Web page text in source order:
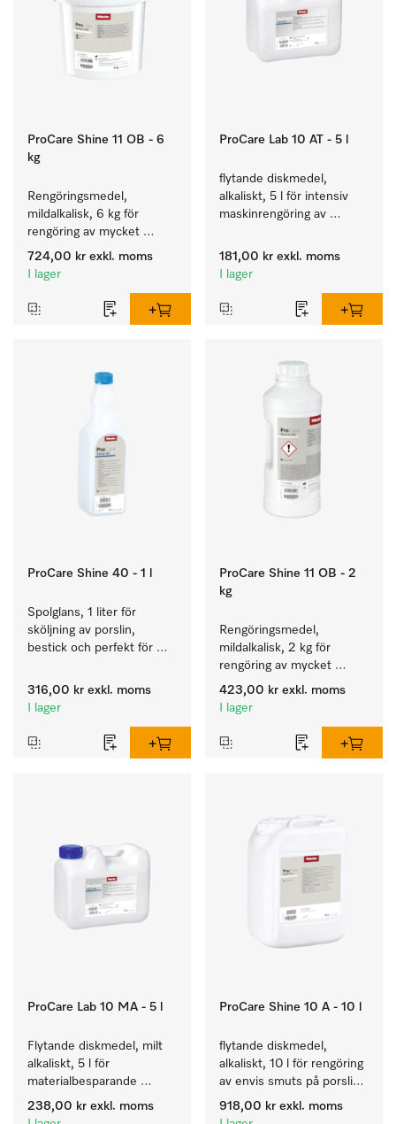
ProCare Shine 11 OB - 6
kg
Rengöringsmedel,
mildalkalisk, 6 kg för
rengöring av mycket
smutsigt porslin, bestick
och glas.
724,00 kr exkl. moms
I lager
ProCare Lab 10 AT - 5 l
flytande diskmedel,
alkaliskt, 5 l för intensiv
maskinrengöring av
instrument.
181,00 kr exkl. moms
I lager
ProCare Shine 40 - 1 l
Spolglans, 1 liter för
sköljning av porslin,
bestick och perfekt för
316,00 kr exkl. moms
I lager
ProCare Shine 11 OB - 2
kg
Rengöringsmedel,
mildalkalisk, 2 kg för
rengöring av mycket
smutsigt porslin, bestick
och glas.
423,00 kr exkl. moms
I lager
ProCare Lab 10 MA - 5 l
Flytande diskmedel, milt
alkaliskt, 5 l för
materialbesparande
maskinell rengöring av
laboratorieglas och -
238,00 kr exkl. moms
ProCare Shine 10 A - 10 l
flytande diskmedel,
alkaliskt, 10 l för rengöring
av envis smuts på porslin,
bestick och glas.
918,00 kr exkl. moms